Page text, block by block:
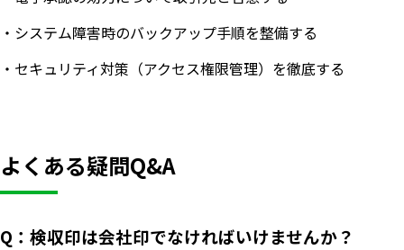
・システム障害時のバックアップ手順を整備する
・セキュリティ対策（アクセス権限管理）を徹底する
よくある疑問Q&A
Q：検収印は会社印でなければいけませんか？